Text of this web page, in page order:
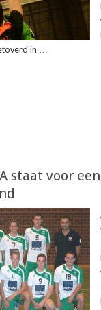
in …
A staat voor